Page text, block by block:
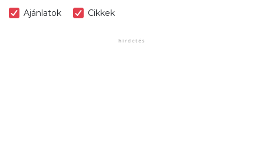
Ajánlatok Cikkek